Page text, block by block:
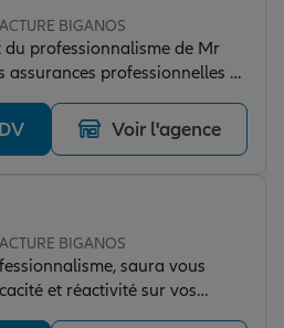
BIGANOS
professionnalisme de Mr
assurances professionnelles et
années Je recommande
Voir l'agence
BIGANOS
saura vous
et réactivité sur vos
vivement cette agence. »